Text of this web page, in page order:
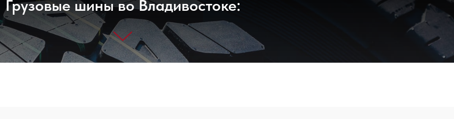
Грузовые шины во Владивостоке: